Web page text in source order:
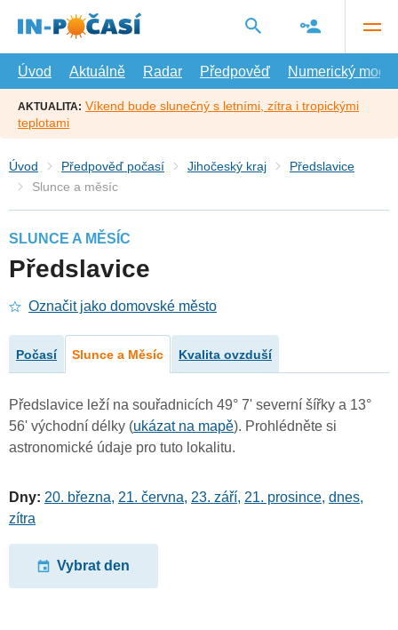
hlavní
Úvod
Aktuálně Radar Předpověď Numerický model
AKTUALITA: Víkend bude slunečný s letními, zítra i tropickými
teplotami
Úvod Předpověď počasí Jihočeský kraj
Předslavice
Slunce a měsíc
SLUNCE A MĚSÍC
Předslavice
Označit jako domovské město
Počasí Slunce a Měsíc Kvalita ovzduší
Předslavice leží na souřadnicích 49° 7' severní šířky a 13°
56' východní délky (ukázat na mapě). Prohlédněte si
astronomické údaje pro tuto lokalitu.
Dny: 20. března, 21. června, 23. září, 21. prosince, dnes,
zítra
Vybrat den